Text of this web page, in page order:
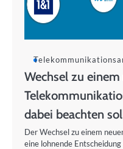
Wechsel zu einem
dabei beachten
Der Wechsel zu einem
eine lohnende